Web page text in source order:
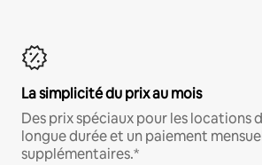
La simplicité du prix au mois
Des prix spéciaux pour les locations
longue durée et un paiement
supplémentaires.*